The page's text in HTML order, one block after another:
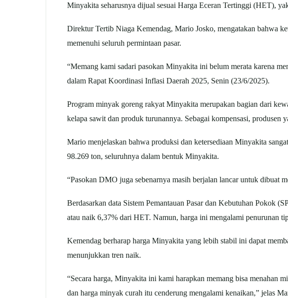
Minyakita seharusnya dijual sesuai Harga Eceran Tertinggi (HET),
Direktur Tertib Niaga Kemendag, Mario Josko, mengatakan bahwa
memenuhi seluruh permintaan pasar.
“Memang kami sadari pasokan Minyakita ini belum merata karena
dalam Rapat Koordinasi Inflasi Daerah 2025, Senin (23/6/2025).
Program minyak goreng rakyat Minyakita merupakan bagian dari
kelapa sawit dan produk turunannya. Sebagai kompensasi,
Mario menjelaskan bahwa produksi dan ketersediaan Minyakita
98.269 ton, seluruhnya dalam bentuk Minyakita.
“Pasokan DMO juga sebenarnya masih berjalan lancar untuk dibuat
Berdasarkan data Sistem Pemantauan Pasar dan Kebutuhan Pokok
atau naik 6,37% dari HET. Namun, harga ini mengalami penurunan
Kemendag berharap harga Minyakita yang lebih stabil ini dapat
menunjukkan tren naik.
“Secara harga, Minyakita ini kami harapkan memang bisa menahan
dan harga minyak curah itu cenderung mengalami kenaikan,” jelas